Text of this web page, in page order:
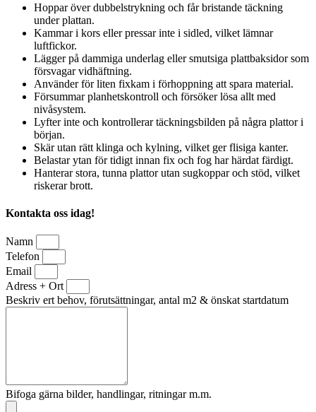
Hoppar över dubbelstrykning och får bristande täckning
under plattan.
Kammar i kors eller pressar inte i sidled, vilket lämnar
luftfickor.
Lägger på dammiga underlag eller smutsiga plattbaksidor som
försvagar vidhäftning.
Använder för liten fixkam i förhoppning att spara material.
Försummar planhetskontroll och försöker lösa allt med
nivåsystem.
Lyfter inte och kontrollerar täckningsbilden på några plattor i
början.
Skär utan rätt klinga och kylning, vilket ger flisiga kanter.
Belastar ytan för tidigt innan fix och fog har härdat färdigt.
Hanterar stora, tunna plattor utan sugkoppar och stöd, vilket
riskerar brott.
Kontakta oss idag!
Namn
Telefon
Email
Adress + Ort
Beskriv ert behov, förutsättningar, antal m2 & önskat startdatum
Bifoga gärna bilder, handlingar, ritningar m.m.